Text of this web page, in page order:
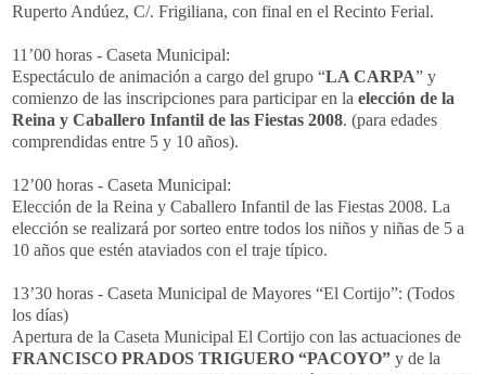
Ruperto Andúez, C/. Frigiliana, con final en el Recinto Ferial.
11’00 horas - Caseta Municipal:
Espectáculo de animación a cargo del grupo “LA CARPA” y
comienzo de las inscripciones para participar en la elección de la
Reina y Caballero Infantil de las Fiestas 2008. (para edades
comprendidas entre 5 y 10 años).
12’00 horas - Caseta Municipal:
Elección de la Reina y Caballero Infantil de las Fiestas 2008. La
elección se realizará por sorteo entre todos los niños y niñas de 5 a
10 años que estén ataviados con el traje típico.
13’30 horas - Caseta Municipal de Mayores “El Cortijo”: (Todos
los días)
Apertura de la Caseta Municipal El Cortijo con las actuaciones de
FRANCISCO PRADOS TRIGUERO “PACOYO” y de la